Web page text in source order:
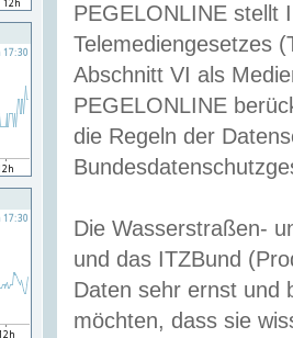
PEGELONLINE stellt
Telemediengesetzes
Abschnitt VI als
PEGELONLINE
die Regeln der
Die Wasserstraßen-
und das ITZBund
Daten sehr ernst und
möchten, dass sie